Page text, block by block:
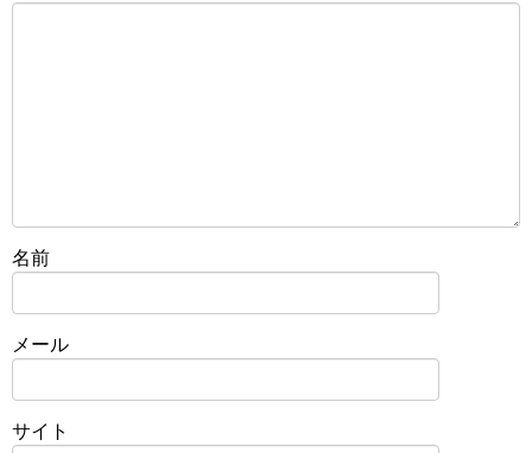
名前
メール
サイト